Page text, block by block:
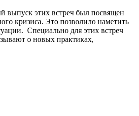
выпуск этих встреч был посвящен
кризиса. Это позволило наметить
Специально для этих встреч
о новых практиках,